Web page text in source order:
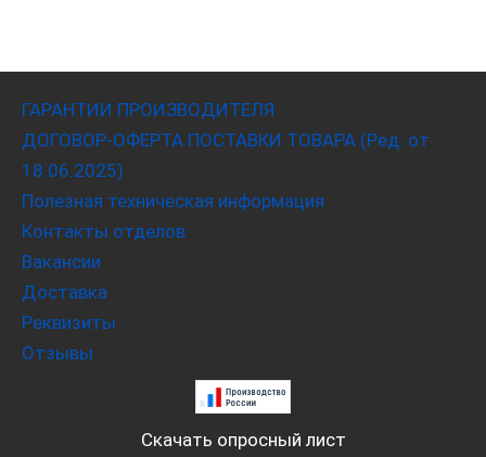
ГАРАНТИИ ПРОИЗВОДИТЕЛЯ
ДОГОВОР-ОФЕРТА ПОСТАВКИ ТОВАРА (Ред. от
18.06.2025)
Полезная техническая информация
Контакты отделов
Вакансии
Доставка
Реквизиты
Отзывы
Скачать опросный лист